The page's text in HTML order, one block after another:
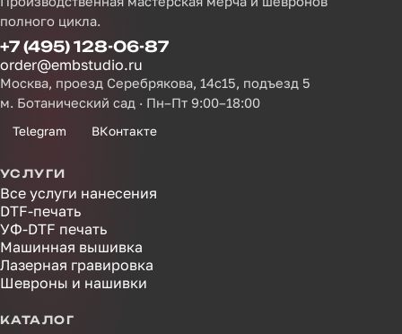
полного цикла.
+7 (495) 128-06-87
order@embstudio.ru
Москва, проезд Серебрякова, 14с15, подъезд 5
м. Ботанический сад · Пн–Пт 9:00–18:00
Telegram ВКонтакте
УСЛУГИ
Все услуги нанесения
DTF-печать
УФ-DTF печать
Машинная вышивка
Лазерная гравировка
Шевроны и нашивки
КАТАЛОГ